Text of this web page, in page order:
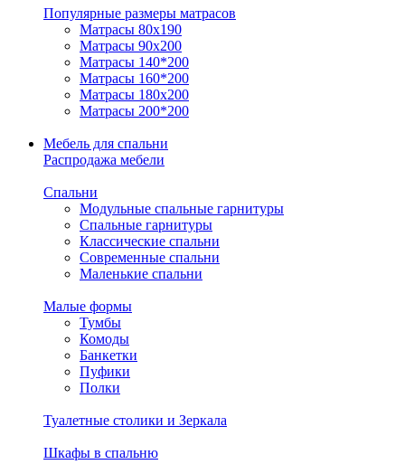
Популярные размеры матрасов
Матрасы 80x190
Матрасы 90x200
Матрасы 140*200
Матрасы 160*200
Матрасы 180x200
Матрасы 200*200
Мебель для спальни
Распродажа мебели
Спальни
Модульные спальные гарнитуры
Спальные гарнитуры
Классические спальни
Современные спальни
Маленькие спальни
Малые формы
Тумбы
Комоды
Банкетки
Пуфики
Полки
Туалетные столики и Зеркала
Шкафы в спальню